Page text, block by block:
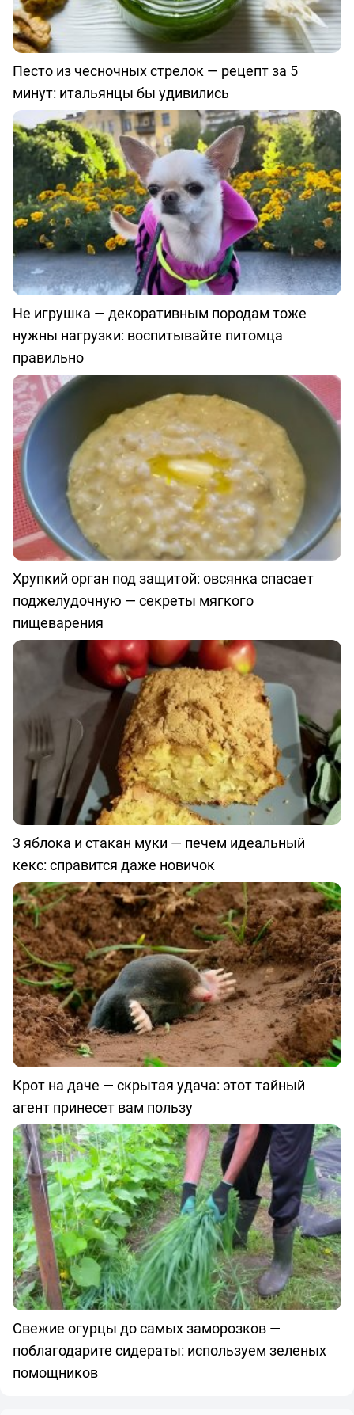
Песто из чесночных стрелок — рецепт за 5
минут: итальянцы бы удивились
Не игрушка — декоративным породам тоже
нужны нагрузки: воспитывайте питомца
правильно
Хрупкий орган под защитой: овсянка спасает
поджелудочную — секреты мягкого
пищеварения
3 яблока и стакан муки — печем идеальный
кекс: справится даже новичок
Крот на даче — скрытая удача: этот тайный
агент принесет вам пользу
Свежие огурцы до самых заморозков —
поблагодарите сидераты: используем зеленых
помощников